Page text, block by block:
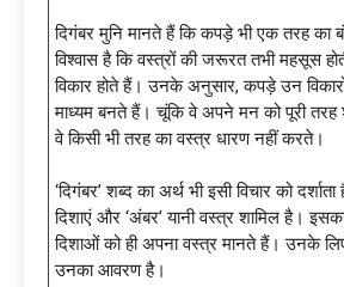
दिगंबर मुनि मानते हैं कि कपड़े भी एक तरह
विश्वास है कि वस्त्रों की जरूरत तभी महसूस
विकार होते हैं। उनके अनुसार, कपड़े उन
माध्यम बनते हैं। चूंकि वे अपने मन को पूरी तरह
वे किसी भी तरह का वस्त्र धारण नहीं करते।
‘दिगंबर’ शब्द का अर्थ भी इसी विचार को
दिशाएं और ‘अंबर’ यानी वस्त्र शामिल है।
दिशाओं को ही अपना वस्त्र मानते हैं। उनके
उनका आवरण है।